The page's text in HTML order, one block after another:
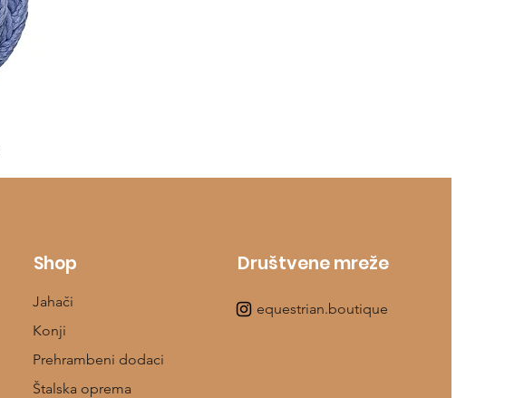
Shop
Jahači
Konji
Prehrambeni dodaci
Štalska oprema
Društvene mreže
equestrian.boutique